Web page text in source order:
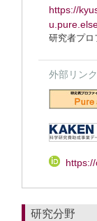
https://
研究者プ
外部リンク
研究分野